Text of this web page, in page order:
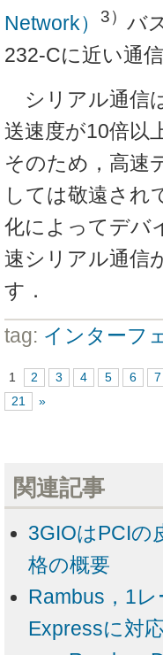
Network） 3） バ
232-Cに近い通
シリアル通信
送速度が10倍以
そのため，高速
しては敬遠され
化によってデバ
速シリアル通信
す．
tag: インターフ
1 2 3 4 5 6 7
21
»
関連記事
3GIOはPCI
格の概要
Rambus，1
Expressに対